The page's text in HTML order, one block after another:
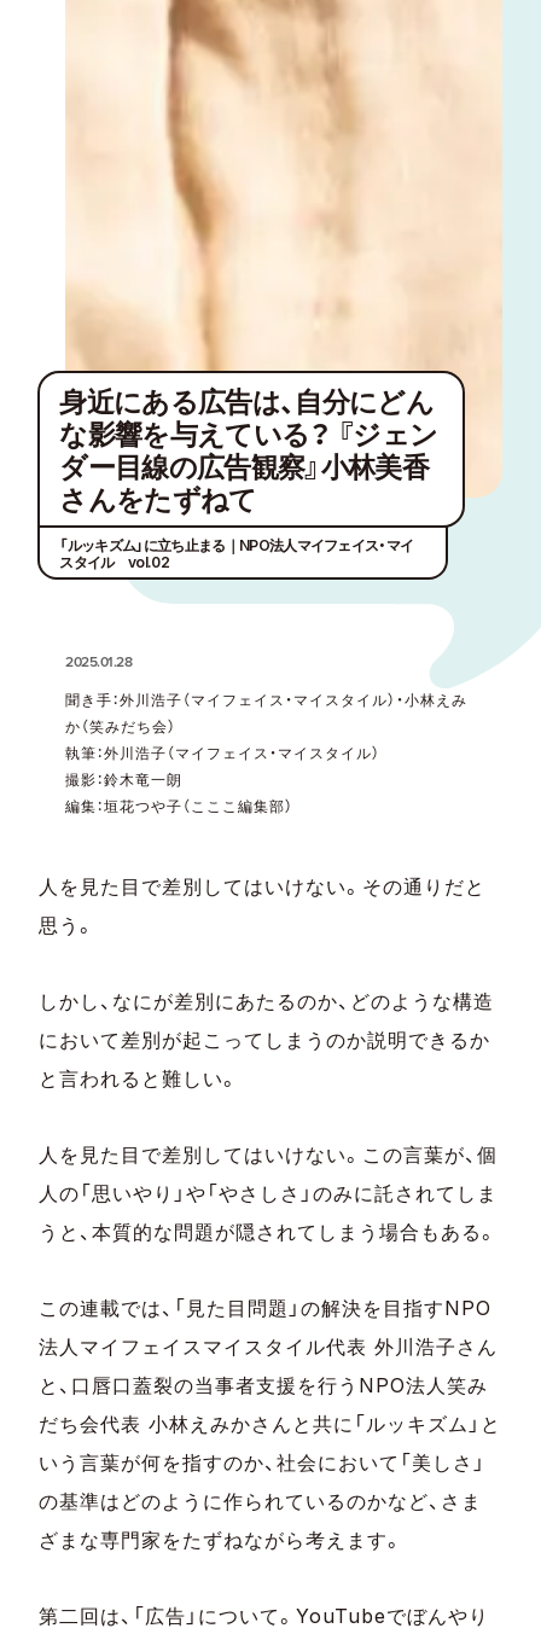
身近にある広告は、自分にどん
な影響を与えている？ 『ジェン
ダー目線の広告観察』小林美香
さんをたずねて
「ルッキズム」に立ち止まる｜NPO法人マイフェイス・マイ
スタイル vol.02
2025.01.28
聞き手：外川浩子（マイフェイス・マイスタイル）・小林えみ
か（笑みだち会）
執筆：外川浩子（マイフェイス・マイスタイル）
撮影：鈴木竜一朗
編集：垣花つや子（こここ編集部）
人を見た目で差別してはいけない。その通りだと
思う。
しかし、なにが差別にあたるのか、どのような構造
において差別が起こってしまうのか説明できるか
と言われると難しい。
人を見た目で差別してはいけない。この言葉が、個
人の「思いやり」や「やさしさ」のみに託されてしま
うと、本質的な問題が隠されてしまう場合もある。
この連載では、「見た目問題」の解決を目指すNPO
法人マイフェイスマイスタイル代表 外川浩子さん
と、口唇口蓋裂の当事者支援を行うNPO法人笑み
だち会代表 小林えみかさんと共に「ルッキズム」と
いう言葉が何を指すのか、社会において「美しさ」
の基準はどのように作られているのかなど、さま
ざまな専門家をたずねながら考えます。
第二回は、「広告」について。YouTubeでぼんやり